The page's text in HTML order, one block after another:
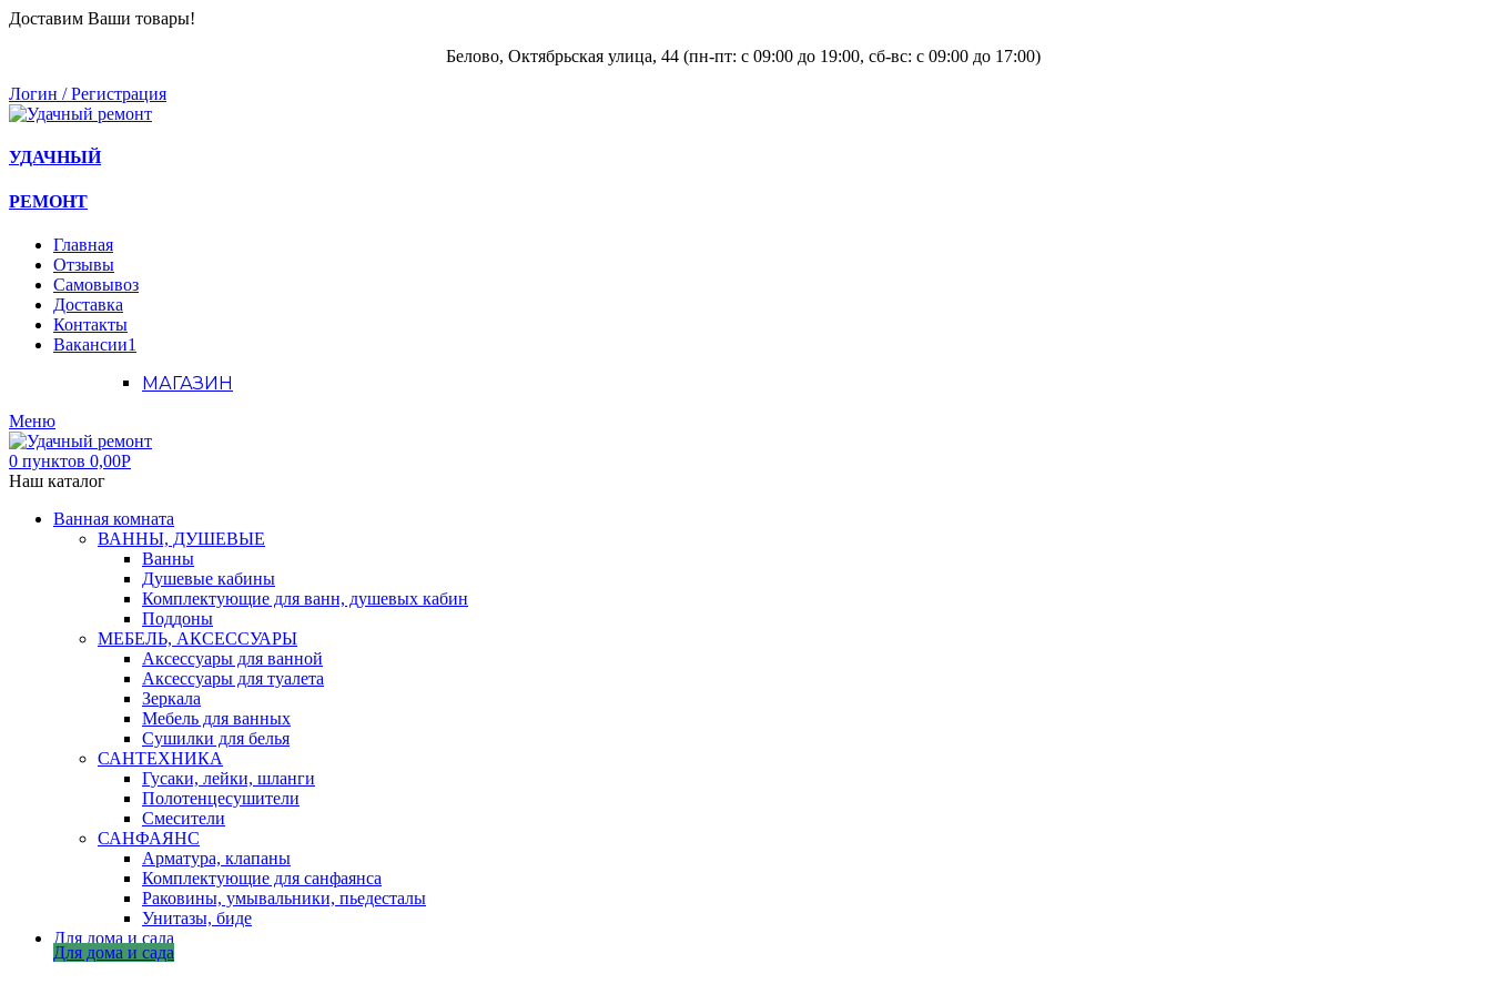
Доставим Ваши товары!
Белово, Октябрьская улица, 44 (пн-пт: с 09:00 до 19:00, сб-вс: с 09:00 до 17:00)
Логин / Регистрация
УДАЧНЫЙ
РЕМОНТ
Главная
Отзывы
Самовывоз
Доставка
Контакты
Вакансии1
МАГАЗИН
Меню
0 пунктов 0,00Р
Наш каталог
Ванная комната
ВАННЫ, ДУШЕВЫЕ
Ванны
Душевые кабины
Комплектующие для ванн, душевых кабин
Поддоны
МЕБЕЛЬ, АКСЕССУАРЫ
Аксессуары для ванной
Аксессуары для туалета
Зеркала
Мебель для ванных
Сушилки для белья
САНТЕХНИКА
Гусаки, лейки, шланги
Полотенцесушители
Смесители
САНФАЯНС
Арматура, клапаны
Комплектующие для санфаянса
Раковины, умывальники, пьедесталы
Унитазы, биде
Для дома и сада
Для дома и сада